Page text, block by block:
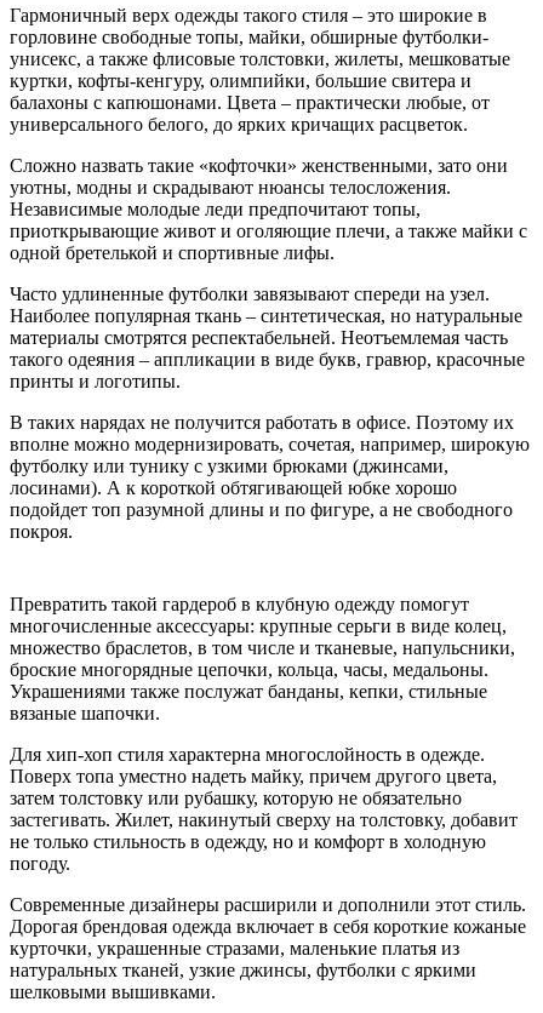
Гармоничный верх одежды такого стиля – это широкие в
горловине свободные топы, майки, обширные футболки-
унисекс, а также флисовые толстовки, жилеты, мешковатые
куртки, кофты-кенгуру, олимпийки, большие свитера и
балахоны с капюшонами. Цвета – практически любые, от
универсального белого, до ярких кричащих расцветок.
Сложно назвать такие «кофточки» женственными, зато они
уютны, модны и скрадывают нюансы телосложения.
Независимые молодые леди предпочитают топы,
приоткрывающие живот и оголяющие плечи, а также майки с
одной бретелькой и спортивные лифы.
Часто удлиненные футболки завязывают спереди на узел.
Наиболее популярная ткань – синтетическая, но натуральные
материалы смотрятся респектабельней. Неотъемлемая часть
такого одеяния – аппликации в виде букв, гравюр, красочные
принты и логотипы.
В таких нарядах не получится работать в офисе. Поэтому их
вполне можно модернизировать, сочетая, например, широкую
футболку или тунику с узкими брюками (джинсами,
лосинами). А к короткой обтягивающей юбке хорошо
подойдет топ разумной длины и по фигуре, а не свободного
покроя.
Превратить такой гардероб в клубную одежду помогут
многочисленные аксессуары: крупные серьги в виде колец,
множество браслетов, в том числе и тканевые, напульсники,
броские многорядные цепочки, кольца, часы, медальоны.
Украшениями также послужат банданы, кепки, стильные
вязаные шапочки.
Для хип-хоп стиля характерна многослойность в одежде.
Поверх топа уместно надеть майку, причем другого цвета,
затем толстовку или рубашку, которую не обязательно
застегивать. Жилет, накинутый сверху на толстовку, добавит
не только стильность в одежду, но и комфорт в холодную
погоду.
Современные дизайнеры расширили и дополнили этот стиль.
Дорогая брендовая одежда включает в себя короткие кожаные
курточки, украшенные стразами, маленькие платья из
натуральных тканей, узкие джинсы, футболки с яркими
шелковыми вышивками.